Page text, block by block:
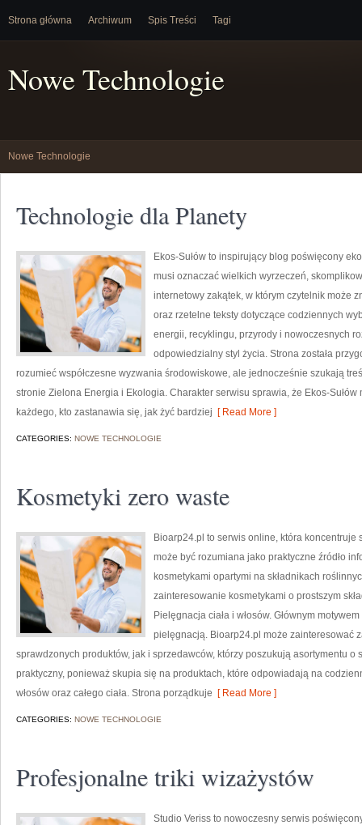
Strona główna Archiwum Spis Treści Tagi
Nowe Technologie
Nowe Technologie
Technologie dla Planety
Ekos-Sułów to inspirujący blog poświęcony
musi oznaczać wielkich wyrzeczeń,
internetowy zakątek, w którym czytelnik może
oraz rzetelne teksty dotyczące codziennych
energii, recyklingu, przyrody i nowoczesnych
odpowiedzialny styl życia. Strona została
rozumieć współczesne wyzwania środowiskowe, ale jednocześnie szukają
stronie Zielona Energia i Ekologia. Charakter serwisu sprawia, że Ekos-
każdego, kto zastanawia się, jak żyć bardziej [ Read More ]
CATEGORIES: NOWE TECHNOLOGIE
Kosmetyki zero waste
Bioarp24.pl to serwis online, która koncentruje
może być rozumiana jako praktyczne źródło
kosmetykami opartymi na składnikach
zainteresowanie kosmetykami o prostszym
Pielęgnacja ciała i włosów. Głównym
pielęgnacją. Bioarp24.pl może zainteresować
sprawdzonych produktów, jak i sprzedawców, którzy poszukują asortymentu
praktyczny, ponieważ skupia się na produktach, które odpowiadają na
włosów oraz całego ciała. Strona porządkuje [ Read More ]
CATEGORIES: NOWE TECHNOLOGIE
Profesjonalne triki wizażystów
Studio Veriss to nowoczesny serwis